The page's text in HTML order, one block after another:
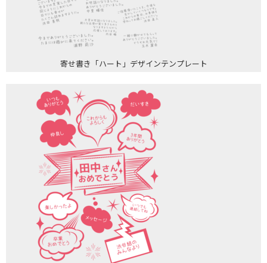
寄せ書き「ハート」デザインテンプレート